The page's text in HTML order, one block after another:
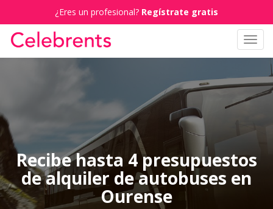
¿Eres un profesional? Regístrate gratis
Recibe hasta 4 presupuestos
de alquiler de autobuses en
Ourense